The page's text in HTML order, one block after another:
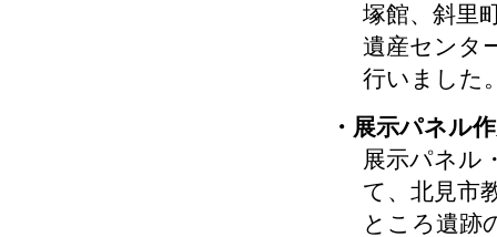
塚館、斜里
遺産センタ
行いました
・展示パネル
展示パネル
て、北見市
ところ遺跡